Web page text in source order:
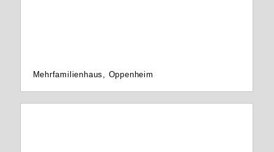
Mehrfamilienhaus, Oppenheim